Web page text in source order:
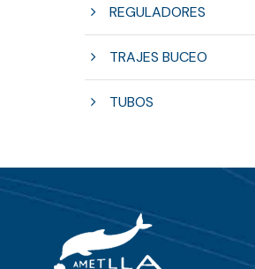
REGULADORES
TRAJES BUCEO
TUBOS